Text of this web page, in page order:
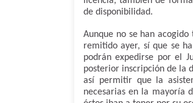
de disponibilidad.
Aunque no se han
remitido ayer, sí que se
podrán expedirse por el
posterior inscripción de la
así permitir que la
necesarias en la mayoría